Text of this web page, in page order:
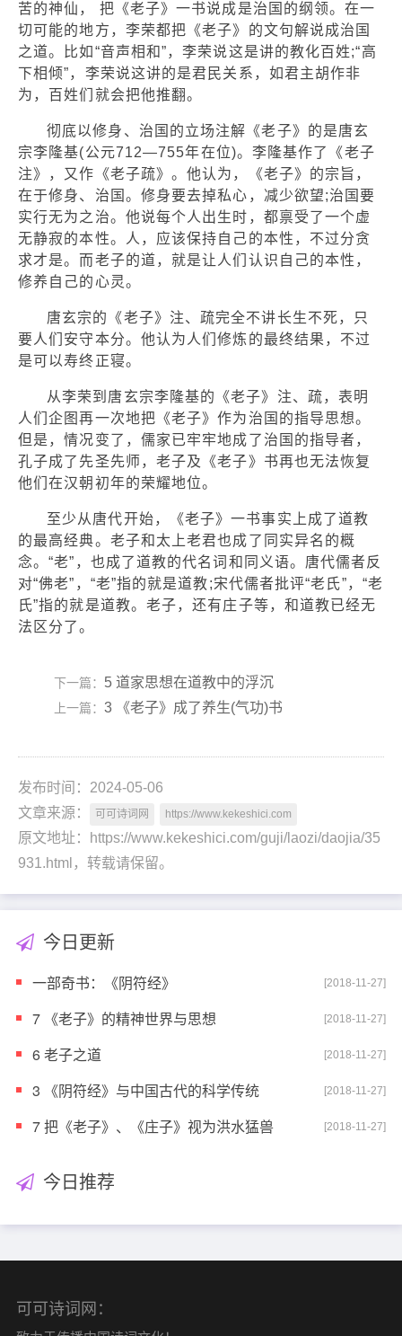
苦的神仙， 把《老子》一书说成是治国的纲领。在一
切可能的地方，李荣都把《老子》的文句解说成治国
之道。比如“音声相和”，李荣说这是讲的教化百姓;“高
下相倾”，李荣说这讲的是君民关系，如君主胡作非
为，百姓们就会把他推翻。
彻底以修身、治国的立场注解《老子》的是唐玄
宗李隆基(公元712—755年在位)。李隆基作了《老子
注》，又作《老子疏》。他认为，《老子》的宗旨，
在于修身、治国。修身要去掉私心，减少欲望;治国要
实行无为之治。他说每个人出生时，都禀受了一个虚
无静寂的本性。人，应该保持自己的本性，不过分贪
求才是。而老子的道，就是让人们认识自己的本性，
修养自己的心灵。
唐玄宗的《老子》注、疏完全不讲长生不死，只
要人们安守本分。他认为人们修炼的最终结果，不过
是可以寿终正寝。
从李荣到唐玄宗李隆基的《老子》注、疏，表明
人们企图再一次地把《老子》作为治国的指导思想。
但是，情况变了，儒家已牢牢地成了治国的指导者，
孔子成了先圣先师，老子及《老子》书再也无法恢复
他们在汉朝初年的荣耀地位。
至少从唐代开始，《老子》一书事实上成了道教
的最高经典。老子和太上老君也成了同实异名的概
念。“老”，也成了道教的代名词和同义语。唐代儒者反
对“佛老”，“老”指的就是道教;宋代儒者批评“老氏”，“老
氏”指的就是道教。老子，还有庄子等，和道教已经无
法区分了。
下一篇： 5 道家思想在道教中的浮沉
上一篇： 3 《老子》成了养生(气功)书
发布时间：2024-05-06
文章来源：
可可诗词网 https://www.kekeshici.com
原文地址：https://www.kekeshici.com/guji/laozi/daojia/35
931.html，转载请保留。
今日更新
一部奇书：《阴符经》 [2018-11-27]
7 《老子》的精神世界与思想 [2018-11-27]
6 老子之道 [2018-11-27]
3 《阴符经》与中国古代的科学传统 [2018-11-27]
7 把《老子》、《庄子》视为洪水猛兽 [2018-11-27]
今日推荐
可可诗词网：